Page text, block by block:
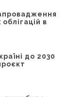
в
до 2030